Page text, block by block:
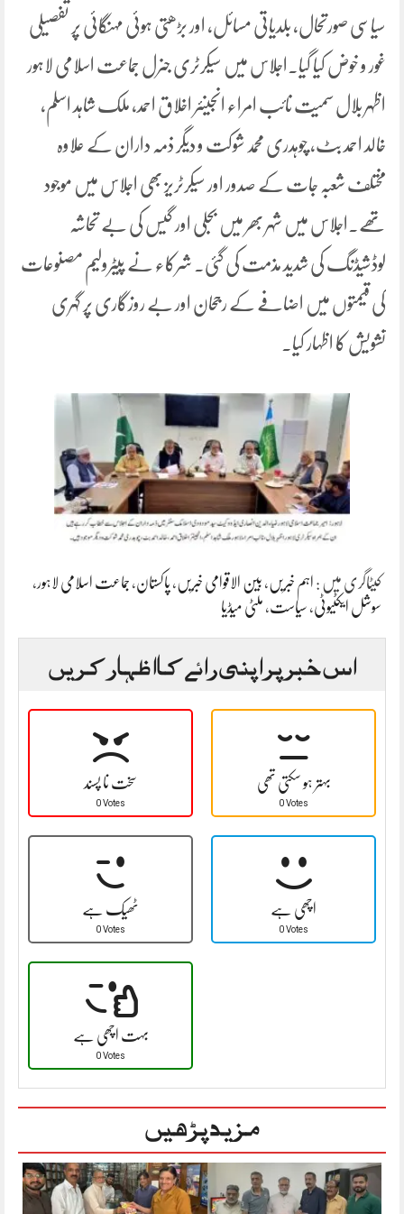
سیاسی صورتحال، بلدیاتی مسائل، اور بڑھتی ہوئی مہنگائی پر تفصیلی
غور و خوض کیا گیا۔اجلاس میں سیکرٹری جنرل جماعت اسلامی لاہور
اظہر بلال سمیت نائب امراء انجینئر اخلاق احمد، ملک شاہد اسلم،
خالد احمد بٹ، چوہدری محمد شوکت و دیگر ذمہ داران کے علاوہ
مختلف شعبہ جات کے صدور اور سیکرٹریز بھی اجلاس میں موجود
تھے۔اجلاس میں شہر بھر میں بجلی اور گیس کی بے تحاشہ
لوڈشیڈنگ کی شدید مذمت کی گئی۔ شرکاء نے پیٹرولیم مصنوعات
کی قیمتوں میں اضافے کے رجحان اور بے روزگاری پر گہری
تشویش کا اظہار کیا۔
کیٹاگری میں : اہم خبریں ، بین الاقوامی خبریں ، پاکستان، جماعت اسلامی لاہور ،
سوشل ایکٹیوٹی، سیاست، ملٹی میڈیا
اس خبر پر اپنی رائے کا اظہار کریں
سخت نا پسند
0 Votes
بہتر ہو سکتی تھی
0 Votes
ٹھیک ہے
0 Votes
اچھی ہے
0 Votes
بہت اچھی ہے
0 Votes
مزید پڑھیں